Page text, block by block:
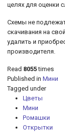
целях для оценки
Схемы не
скачивания на
удалить и
производителя.
Read 8055times
Published in Мини
Tagged under
Цветы
Мини
Ромашки
Открытки